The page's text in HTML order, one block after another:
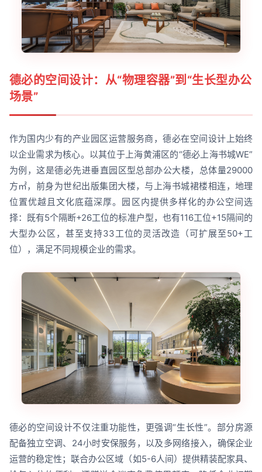
德必的空间设计：从“物理容器”到“生长型办公
场景”
作为国内少有的产业园区运营服务商，德必在空间设计上始终
以企业需求为核心。以其位于上海黄浦区的“德必上海书城WE”
为例，这是德必先进垂直园区型总部办公大楼，总体量29000
方㎡，前身为世纪出版集团大楼，与上海书城裙楼相连，地理
位置优越且文化底蕴深厚。园区内提供多样化的办公空间选
择：既有5个隔断+26工位的标准户型，也有116工位+15隔间的
大型办公区，甚至支持33工位的灵活改造（可扩展至50+工
位），满足不同规模企业的需求。
德必的空间设计不仅注重功能性，更强调“生长性”。部分房源
配备独立空调、24小时安保服务，以及多网络接入，确保企业
运营的稳定性；联合办公区域（如5-6人间）提供精装配家具、